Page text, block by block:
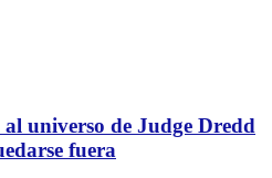
universo de Judge Dredd
fuera